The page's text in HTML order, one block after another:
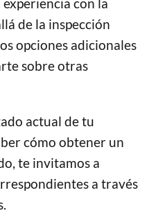
de la inspección
opciones adicionales
sobre otras
actual de tu
cómo obtener un
te invitamos a
a través